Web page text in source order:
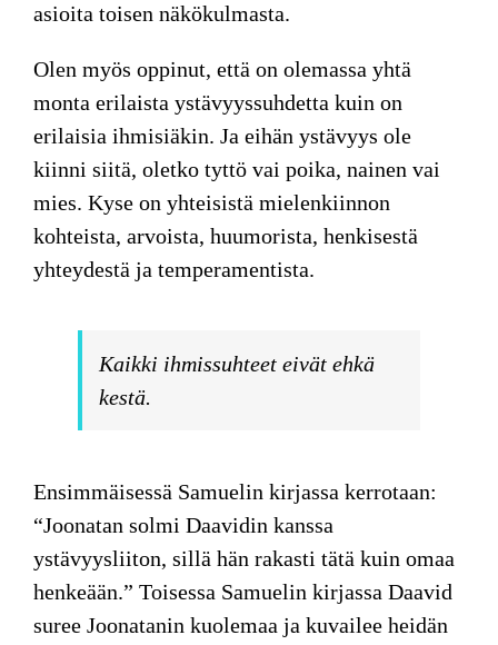
asioita toisen näkökulmasta.
Olen myös oppinut, että on olemassa yhtä
monta erilaista ystävyyssuhdetta kuin on
erilaisia ihmisiäkin. Ja eihän ystävyys ole
kiinni siitä, oletko tyttö vai poika, nainen vai
mies. Kyse on yhteisistä mielenkiinnon
kohteista, arvoista, huumorista, henkisestä
yhteydestä ja temperamentista.
Kaikki ihmissuhteet eivät ehkä
kestä.
Ensimmäisessä Samuelin kirjassa kerrotaan:
“Joonatan solmi Daavidin kanssa
ystävyysliiton, sillä hän rakasti tätä kuin omaa
henkeään.” Toisessa Samuelin kirjassa Daavid
suree Joonatanin kuolemaa ja kuvailee heidän